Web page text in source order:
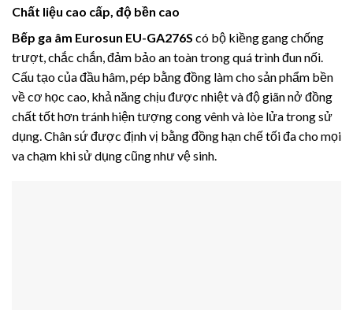
Chất liệu cao cấp, độ bền cao
Bếp ga âm Eurosun EU-GA276S có bộ kiềng gang chống
trượt, chắc chắn, đảm bảo an toàn trong quá trình đun nối.
Cấu tạo của đầu hâm, pép bằng đồng làm cho sản phẩm bền
về cơ học cao, khả năng chịu được nhiệt và độ giãn nở đồng
chất tốt hơn tránh hiện tượng cong vênh và lòe lửa trong sử
dụng. Chân sứ được định vị bằng đồng hạn chế tối đa cho mọi
va chạm khi sử dụng cũng như vệ sinh.